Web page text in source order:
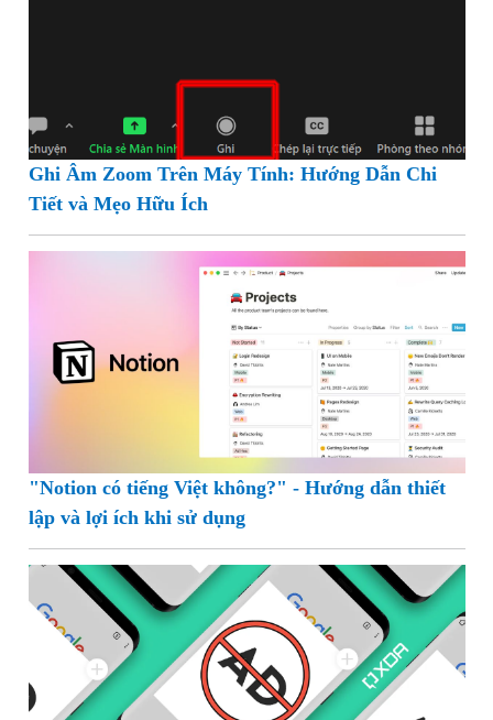
Ghi Âm Zoom Trên Máy Tính: Hướng Dẫn Chi
Tiết và Mẹo Hữu Ích
"Notion có tiếng Việt không?" - Hướng dẫn thiết
lập và lợi ích khi sử dụng